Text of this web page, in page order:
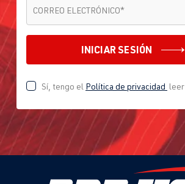
CORREO ELECTRÓNICO*
INICIAR SESIÓN
Sí, tengo el Política de privacidad leer